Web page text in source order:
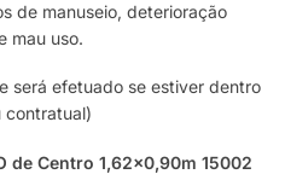
de manuseio, deterioração
mau uso.
será efetuado se estiver dentro
contratual)
de Centro 1,62×0,90m 15002